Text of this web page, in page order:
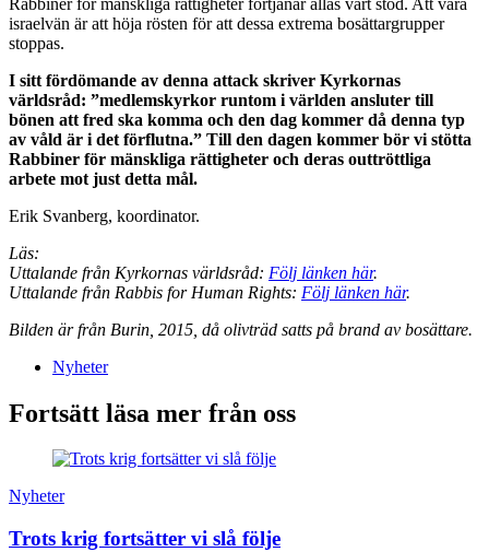
israelvän är att höja rösten för att dessa extrema bosättargrupper
stoppas.
I sitt fördömande av denna attack skriver Kyrkornas
världsråd: ”medlemskyrkor runtom i världen ansluter till
bönen att fred ska komma och den dag kommer då denna typ
av våld är i det förflutna.” Till den dagen kommer bör vi stötta
Rabbiner för mänskliga rättigheter och deras outtröttliga
arbete mot just detta mål.
Erik Svanberg, koordinator.
Läs:
Uttalande från Kyrkornas världsråd: Följ länken här.
Uttalande från Rabbis for Human Rights: Följ länken här.
Bilden är från Burin, 2015, då olivträd satts på brand av bosättare.
Nyheter
Fortsätt läsa mer från oss
Nyheter
Trots krig fortsätter vi slå följe